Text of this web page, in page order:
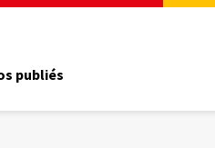
publiés